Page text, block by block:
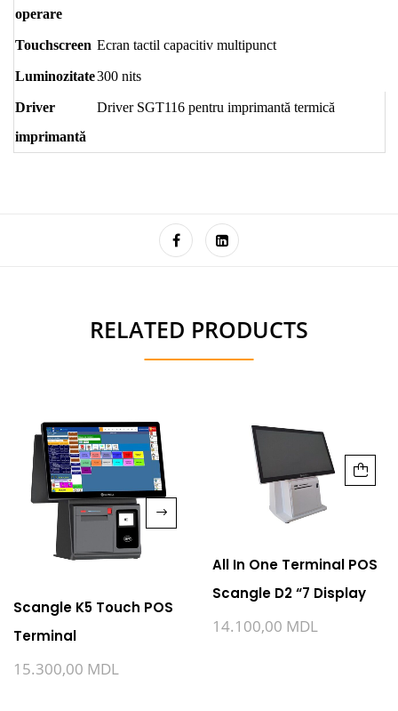
operare
Touchscreen Ecran tactil capacitiv multipunct
Luminozitate300 nits
Driver
imprimantă
Driver SGT116 pentru imprimantă termică
RELATED PRODUCTS
Scangle K5 Touch POS
Terminal
15.300,00 MDL
All In One Terminal POS
Scangle D2 “7 Display
14.100,00 MDL